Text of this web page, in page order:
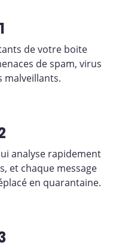
de votre boite
de spam, virus
malveillants.
analyse rapidement
et chaque message
en quarantaine.